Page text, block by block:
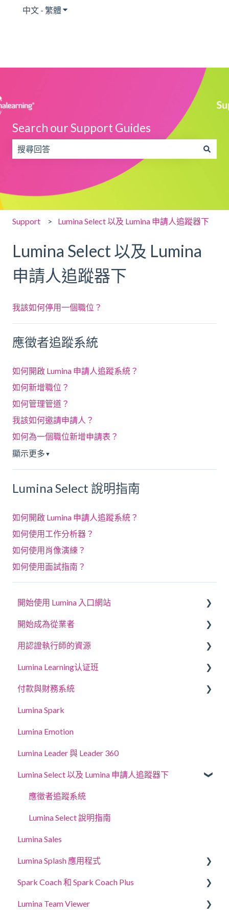
中文 - 繁體 顯示翻譯的子功能表
Search our Support Guides
Support Lumina Select 以及 Lumina 申請人追蹤器下
Lumina Select 以及 Lumina
申請人追蹤器下
我該如何停用一個職位？
應徵者追蹤系統
如何開啟 Lumina 申請人追蹤系統？
如何新增職位？
如何管理管道？
我該如何邀請申請人？
如何為一個職位新增申請表？
顯示更多 ▼
Lumina Select 說明指南
如何開啟 Lumina 申請人追蹤系統？
如何使用工作分析器？
如何使用肖像演練？
如何使用面試指南？
開始使用 Lumina 入口網站
回答問卷或完成任務
登入您的帳戶
您的肖像
更新帳戶設定
開始成為從業者
建立專案、邀請參與者和存取肖像
管理專案設定
管理您的執業醫師個人資料設定
授權使用
用認證執行師的資源
教練與工作坊指南
Lumina Learning认证班
線上學習入口網站 (LLXP)
付款與財務系統
購買點數與查看交易紀錄
Lumina Spark
Lumina Emotion
Lumina Leader 與 Leader 360
Lumina Select 以及 Lumina 申請人追蹤器下
應徵者追蹤系統
Lumina Select 說明指南
Lumina Sales
Lumina Splash 應用程式
給參加者
給從業者
Spark Coach 和 Spark Coach Plus
指南與示範
Lumina Team Viewer